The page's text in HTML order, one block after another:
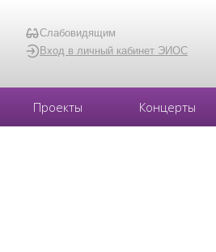
Слабовидящим
Вход в личный кабинет ЭИОС
Проекты Концерты